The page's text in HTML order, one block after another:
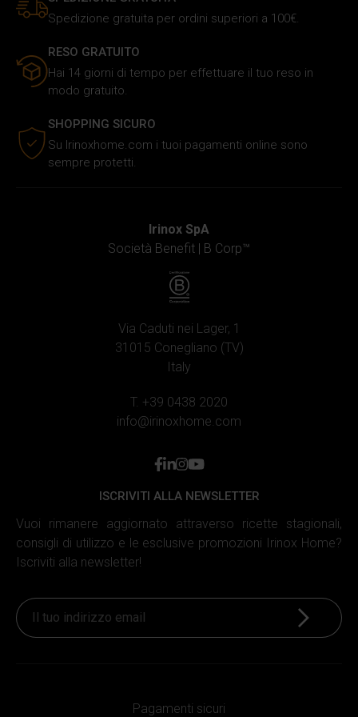
cui utilizzi il nostro sito ai nostri partner che si occupano
di analisi dei dati web, pubblicità e social media, i quali
potrebbero combinarle con altre informazioni che hai
fornito loro o che hanno raccolto in base al tuo utilizzo dei
loro servizi.
Spedizione gratuita per ordini superiori a 100€.
RESO GRATUITO
Hai 14 giorni di tempo per effettuare il tuo reso in
modo gratuito.
SHOPPING SICURO
Su Irinoxhome.com i tuoi pagamenti online sono
sempre protetti.
Irinox SpA
Società Benefit | B Corp™
Via Caduti nei Lager, 1
31015 Conegliano (TV)
Italy
T. +39 0438 2020
info@irinoxhome.com
facebook
linkedin
instagram
youtube
ISCRIVITI ALLA NEWSLETTER
Vuoi rimanere aggiornato attraverso ricette stagionali,
consigli di utilizzo e le esclusive promozioni Irinox Home?
Iscriviti alla newsletter!
Iscriviti
Pagamenti sicuri